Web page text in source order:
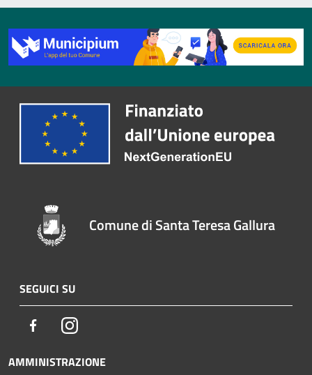
Comune di Santa Teresa Gallura
SEGUICI SU
FacebookInstagram
AMMINISTRAZIONE